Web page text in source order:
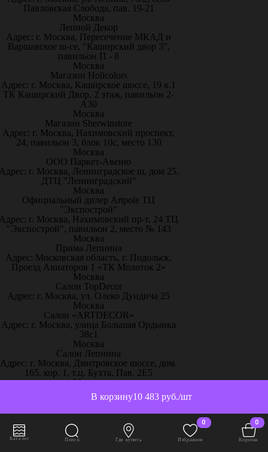
10 483 руб./шт
В корзину
Павловская Слобода, пав. 19-21
Москва
Лепной Декор
Адрес: г. Москва, Пересечение МКАД и
Варшавское ш-се, "Каширский двор 3",
павильон П - 8
Москва
Магазин Holicolors
Адрес: г. Москва, Каширское шоссе, 19 к.1
ТК Каширский Двор, 2 этаж, павильон 2-
А30
Москва
Магазин Sherwinstore
Адрес: г. Москва, Нахимовский проспект,
24, павильон 3, блок 10с, место 130
Москва
ООО Паркет-Авeню
г. Москва, Ленинградское ш, дом 25.
ДТЦ "Ленинградский"
Москва
Официальный дилер Artpole ТЦ
"Экспострой"
г. Москва, Нахимовский пр-т, 24 ТЦ
"Экспострой", павильон 2, место № 143
Москва
Прима Лепнина
Адрес: Московская область, г. Подольск,
Проезд Авиаторов 1 «ТК Молоток 2»
Москва
Салон TopDecor
Адрес: г. Москва, ул. Олеко Дундича 25
Москва
Салон «ARTDECOR»
Адрес: г. Москва, улица Большая Ордынка
38с1
Москва
Салон Лепнина
Адрес: г. Москва, Дмитровское шоссе, дом.
165, кор. 1, т.ц. Бухта, Пав. 2Е5
Москва
Салон – Лепнина у Милы
Адрес: г. Москва, ТРК
павильон С13
Москва
Каталог Поиск Где купить
0
Избранное
0
Корзина